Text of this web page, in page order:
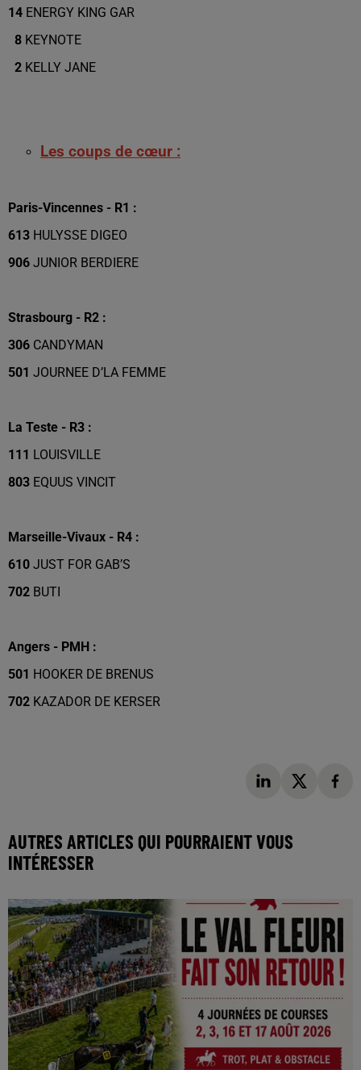
14 ENERGY KING GAR
8 KEYNOTE
2 KELLY JANE
Les coups de cœur :
Paris-Vincennes - R1 :
613 HULYSSE DIGEO
906 JUNIOR BERDIERE
Strasbourg - R2 :
306 CANDYMAN
501 JOURNEE D’LA FEMME
La Teste - R3 :
111 LOUISVILLE
803 EQUUS VINCIT
Marseille-Vivaux - R4 :
610 JUST FOR GAB’S
702 BUTI
Angers - PMH :
501 HOOKER DE BRENUS
702 KAZADOR DE KERSER
AUTRES ARTICLES QUI POURRAIENT VOUS
INTÉRESSER